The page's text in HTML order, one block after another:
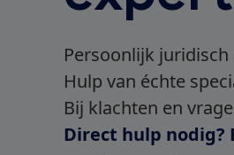
Persoonlijk juridisch
Hulp van échte
Bij klachten en
Direct hulp nodig?